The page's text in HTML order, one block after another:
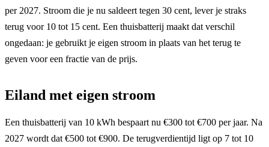
per 2027. Stroom die je nu saldeert tegen 30 cent, lever je straks
terug voor 10 tot 15 cent. Een thuisbatterij maakt dat verschil
ongedaan: je gebruikt je eigen stroom in plaats van het terug te
geven voor een fractie van de prijs.
Eiland met eigen stroom
Een thuisbatterij van 10 kWh bespaart nu €300 tot €700 per jaar. Na
2027 wordt dat €500 tot €900. De terugverdientijd ligt op 7 tot 10